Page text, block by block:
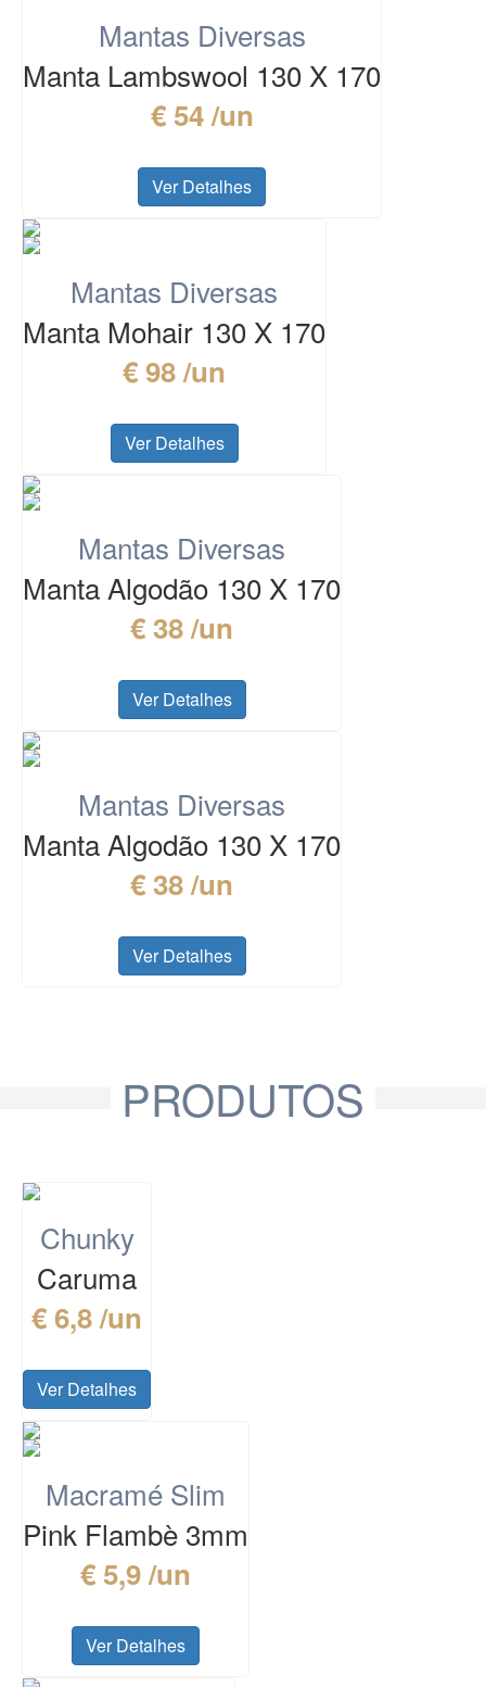
Mantas Diversas
Manta Lambswool 130 X 170
€ 54 /un
Ver Detalhes
Mantas Diversas
Manta Mohair 130 X 170
€ 98 /un
Ver Detalhes
Mantas Diversas
Manta Algodão 130 X 170
€ 38 /un
Ver Detalhes
Mantas Diversas
Manta Algodão 130 X 170
€ 38 /un
Ver Detalhes
PRODUTOS
Chunky
Caruma
€ 6,8 /un
Ver Detalhes
Macramé Slim
Pink Flambè 3mm
€ 5,9 /un
Ver Detalhes